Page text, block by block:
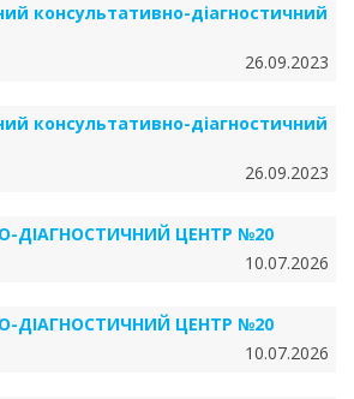
консультативно-діагностичний
26.09.2023
консультативно-діагностичний
26.09.2023
ДІАГНОСТИЧНИЙ ЦЕНТР №20
10.07.2026
ДІАГНОСТИЧНИЙ ЦЕНТР №20
10.07.2026